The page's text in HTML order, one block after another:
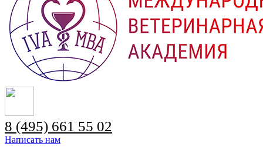
8 (495) 661 55 02
Написать нам